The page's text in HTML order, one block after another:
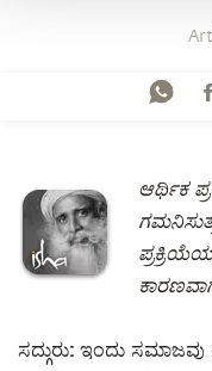
ಆರ್ಥಿಕ
ಸದ್ಗುರು: ಇಂದು ಸಮಾಜವು